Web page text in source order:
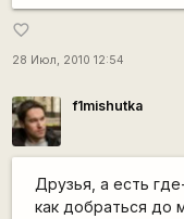
favorite_border
28 Июл, 2010 12:54
f1mishutka
Друзья, а есть
как добраться до